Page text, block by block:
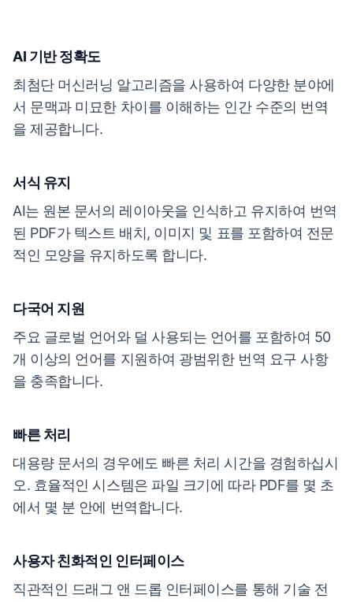
AI 기반 정확도
최첨단 머신러닝 알고리즘을 사용하여 다양한 분야에
서 문맥과 미묘한 차이를 이해하는 인간 수준의 번역
을 제공합니다.
서식 유지
AI는 원본 문서의 레이아웃을 인식하고 유지하여 번역
된 PDF가 텍스트 배치, 이미지 및 표를 포함하여 전문
적인 모양을 유지하도록 합니다.
다국어 지원
주요 글로벌 언어와 덜 사용되는 언어를 포함하여 50
개 이상의 언어를 지원하여 광범위한 번역 요구 사항
을 충족합니다.
빠른 처리
대용량 문서의 경우에도 빠른 처리 시간을 경험하십시
오. 효율적인 시스템은 파일 크기에 따라 PDF를 몇 초
에서 몇 분 안에 번역합니다.
사용자 친화적인 인터페이스
직관적인 드래그 앤 드롭 인터페이스를 통해 기술 전